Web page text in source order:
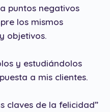
puntos negativos
los mismos
objetivos.
y estudiándolos
a mis clientes.
claves de la felicidad”